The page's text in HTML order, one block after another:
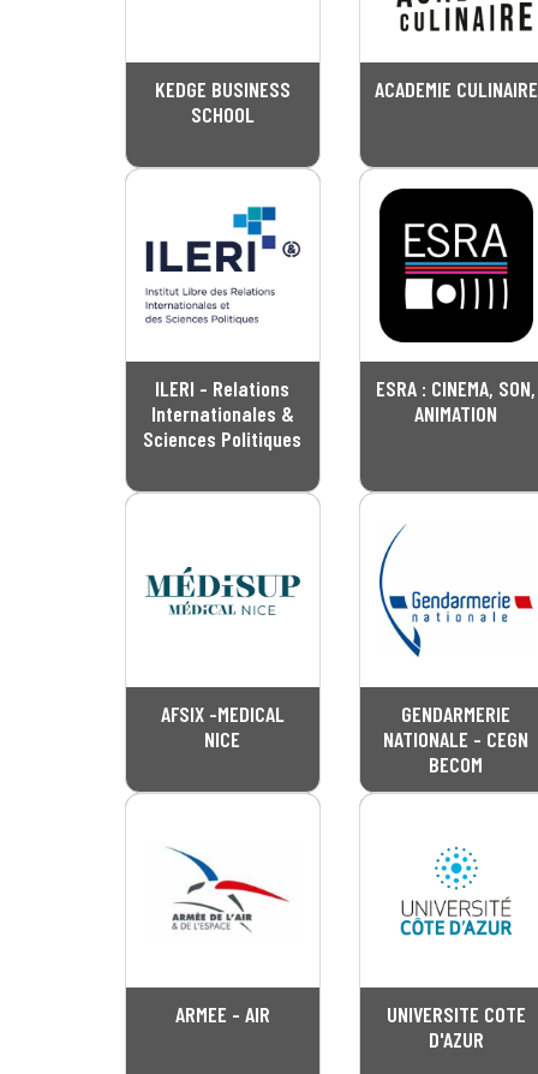
KEDGE BUSINESS
SCHOOL
ACADEMIE CULINAIRE
ILERI - Relations
Internationales &
Sciences Politiques
ESRA : CINEMA, SON,
ANIMATION
AFSIX -MEDICAL
NICE
GENDARMERIE
NATIONALE - CEGN
BECOM
ARMEE - AIR
UNIVERSITE COTE
D'AZUR